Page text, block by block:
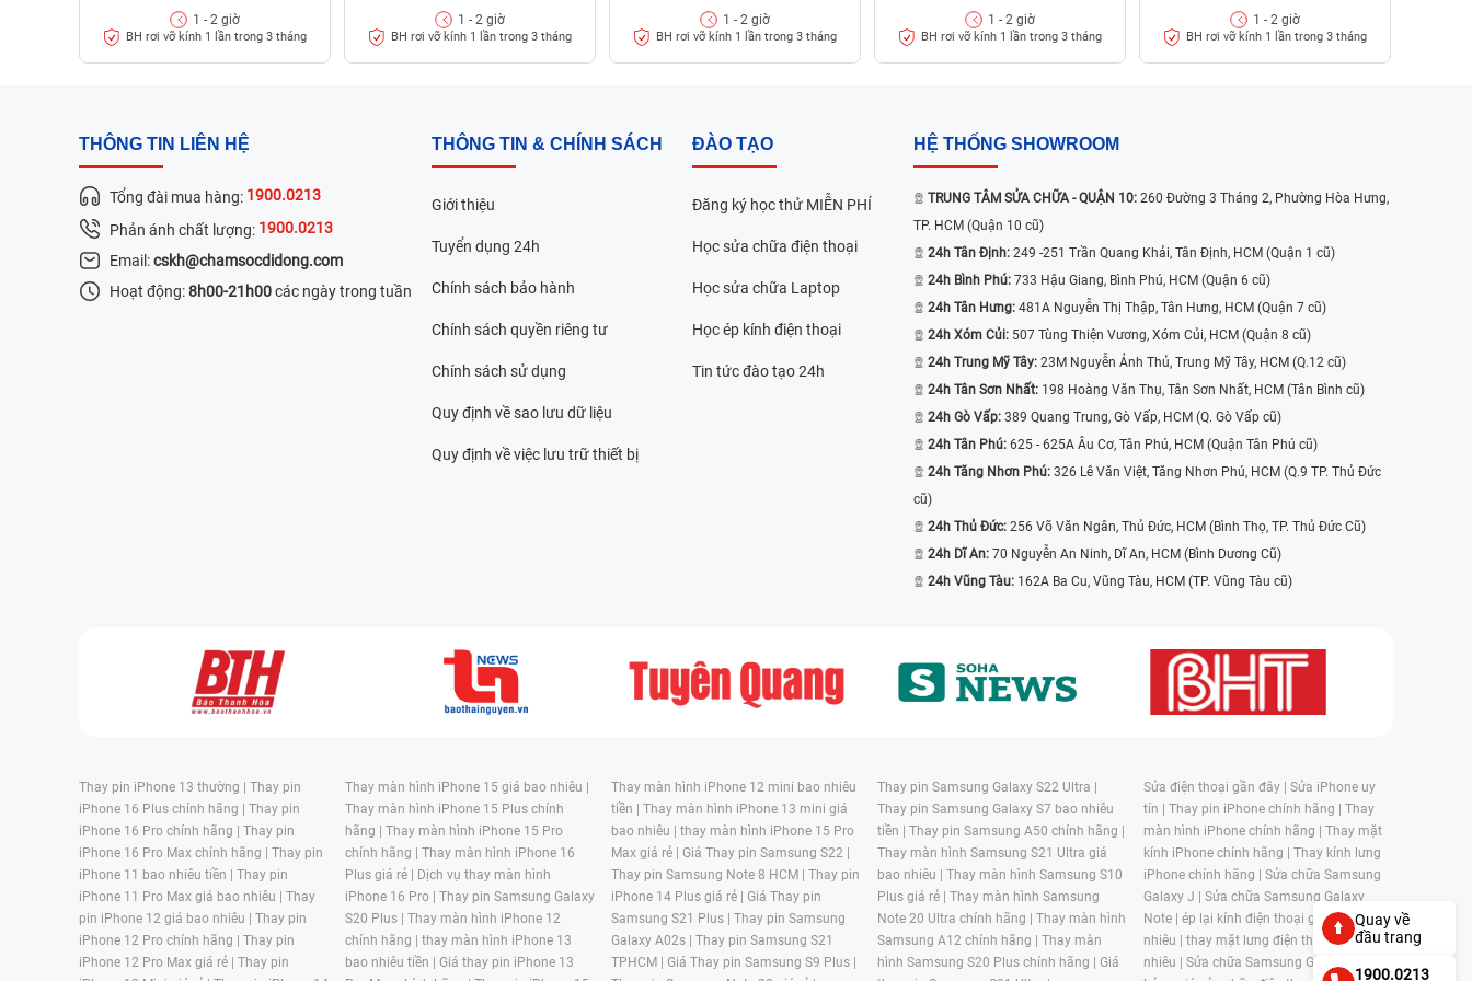
Những lưu ý khi người dùng đi sửa chữa điện thoại thông minh
Kiểm tra lại thông tin bảo hành của điện thoại Samsung Galaxy A3
Sẽ rất tuyệt vời nếu như chiếc Galaxy A3 của bạn mặc dù bị hư hại nhưng vẫn còn trong thời gian bảo hành,
Xem trước mức chi phí sửa chữa trước khi đi đến trung tâm.
Nếu như ở các nơi bảo hành chính hãng, khách hàng sẽ yên tâm hơn khi mức độ an toàn cũng như giá sửa
chữa luôn được công khai và trung thực nhất. Bên cạnh đó, nhiều người vẫn thường chọn sửa chữa điện
thoại tại các cửa hàng bên ngoài mỗi khi bị lỗi bởi chi phí thấp hơn rất nhiều.
Việc đầu tiên trước khi sửa chữa thì các kĩ thuật viên sẽ kiểm tra mức độ lỗi của máy, và sau khi tìm hiểu
được nguyên nhân gây ra lỗi cho máy Samsung A3 thì họ sẽ báo mức giá cho bạn. Nếu khách hàng đồng ý
1 - 2 giờ
BH rơi vỡ kính 1 lần trong 3 tháng
1 - 2 giờ
BH rơi vỡ kính 1 lần trong 3 tháng
1 - 2 giờ
BH rơi vỡ kính 1 lần trong 3 tháng
1 - 2 giờ
BH rơi vỡ kính 1 lần trong 3 tháng
1 - 2 giờ
BH rơi vỡ kính 1 lần trong 3 tháng
THÔNG TIN LIÊN HỆ
Tổng đài mua hàng: 1900.0213
Phản ánh chất lượng: 1900.0213
Email:cskh@chamsocdidong.com
Hoạt động:8h00-21h00các ngày trong tuần
THÔNG TIN & CHÍNH SÁCH
Giới thiệu
Tuyển dụng 24h
Chính sách bảo hành
Chính sách quyền riêng tư
Chính sách sử dụng
Quy định về sao lưu dữ liệu
Quy định về việc lưu trữ thiết bị
ĐÀO TẠO
Đăng ký học thử MIỄN PHÍ
Học sửa chữa điện thoại
Học sửa chữa Laptop
Học ép kính điện thoại
Tin tức đào tạo 24h
HỆ THỐNG SHOWROOM
TRUNG TÂM SỬA CHỮA - QUẬN 10: 260 Đường 3 Tháng 2, Phường Hòa Hưng,
TP. HCM (Quận 10 cũ)
24h Tân Định: 249 -251 Trần Quang Khải, Tân Định, HCM (Quận 1 cũ)
24h Bình Phú: 733 Hậu Giang, Bình Phú, HCM (Quận 6 cũ)
24h Tân Hưng: 481A Nguyễn Thị Thập, Tân Hưng, HCM (Quận 7 cũ)
24h Xóm Củi: 507 Tùng Thiện Vương, Xóm Củi, HCM (Quận 8 cũ)
24h Trung Mỹ Tây: 23M Nguyễn Ảnh Thủ, Trung Mỹ Tây, HCM (Q.12 cũ)
24h Tân Sơn Nhất: 198 Hoàng Văn Thụ, Tân Sơn Nhất, HCM (Tân Bình cũ)
24h Gò Vấp: 389 Quang Trung, Gò Vấp, HCM (Q. Gò Vấp cũ)
24h Tân Phú: 625 - 625A Âu Cơ, Tân Phú, HCM (Quận Tân Phú cũ)
24h Tăng Nhơn Phú: 326 Lê Văn Việt, Tăng Nhơn Phú, HCM (Q.9 TP. Thủ Đức
cũ)
24h Thủ Đức: 256 Võ Văn Ngân, Thủ Đức, HCM (Bình Thọ, TP. Thủ Đức Cũ)
24h Dĩ An: 70 Nguyễn An Ninh, Dĩ An, HCM (Bình Dương Cũ)
24h Vũng Tàu: 162A Ba Cu, Vũng Tàu, HCM (TP. Vũng Tàu cũ)
Thay pin iPhone 13 thường | Thay pin
iPhone 16 Plus chính hãng | Thay pin
iPhone 16 Pro chính hãng | Thay pin
iPhone 16 Pro Max chính hãng | Thay pin
iPhone 11 bao nhiêu tiền | Thay pin
iPhone 11 Pro Max giá bao nhiêu | Thay
pin iPhone 12 giá bao nhiêu | Thay pin
iPhone 12 Pro chính hãng | Thay pin
iPhone 12 Pro Max giá rẻ | Thay pin
Thay màn hình iPhone 15 giá bao nhiêu |
Thay màn hình iPhone 15 Plus chính
hãng | Thay màn hình iPhone 15 Pro
chính hãng | Thay màn hình iPhone 16
Plus giá rẻ | Dịch vụ thay màn hình
iPhone 16 Pro | Thay pin Samsung Galaxy
S20 Plus | Thay màn hình iPhone 12
chính hãng | thay màn hình iPhone 13
bao nhiêu tiền | Giá thay pin iPhone 13
Thay màn hình iPhone 12 mini bao nhiêu
tiền | Thay màn hình iPhone 13 mini giá
bao nhiêu | thay màn hình iPhone 15 Pro
Max giá rẻ | Giá Thay pin Samsung S22 |
Thay pin Samsung Note 8 HCM | Thay pin
iPhone 14 Plus giá rẻ | Giá Thay pin
Samsung S21 Plus | Thay pin Samsung
Galaxy A02s | Thay pin Samsung S21
TPHCM | Giá Thay pin Samsung S9 Plus |
Thay pin Samsung Galaxy S22 Ultra |
Thay pin Samsung Galaxy S7 bao nhiêu
tiền | Thay pin Samsung A50 chính hãng |
Thay màn hình Samsung S21 Ultra giá
bao nhiêu | Thay màn hình Samsung S10
Plus giá rẻ | Thay màn hình Samsung
Note 20 Ultra chính hãng | Thay màn hình
Samsung A12 chính hãng | Thay màn
hình Samsung S20 Plus chính hãng | Giá
Sửa điện thoại gần đây | Sửa iPhone uy
tín | Thay pin iPhone chính hãng | Thay
màn hình iPhone chính hãng | Thay mặt
kính iPhone chính hãng | Thay kính lưng
iPhone chính hãng | Sửa chữa Samsung
Galaxy J | Sửa chữa Samsung Galaxy
Note | ép lại kính điện thoại giá bao
nhiêu | thay mặt lưng điện thoại giá bao
nhiêu | Sửa chữa Samsung Galaxy S |
Quay về
đầu trang
1900.0213